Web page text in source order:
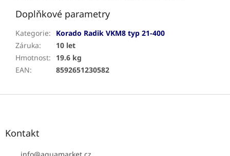
Doplňkové parametry
Kategorie:
Korado Radik VKM8 typ 21-400
Záruka:
10 let
Hmotnost:
19.6 kg
EAN: 8592651230582
Z
Kontakt
info@aquamarket.cz